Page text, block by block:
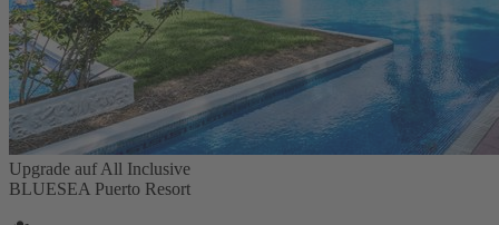
Upgrade auf All Inclusive
BLUESEA Puerto Resort